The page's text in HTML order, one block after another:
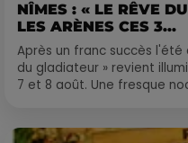
NÎMES : « LE RÊVE
LES ARÈNES CES 3...
Après un franc succès l'été
du gladiateur » revient
7 et 8 août. Une fresque